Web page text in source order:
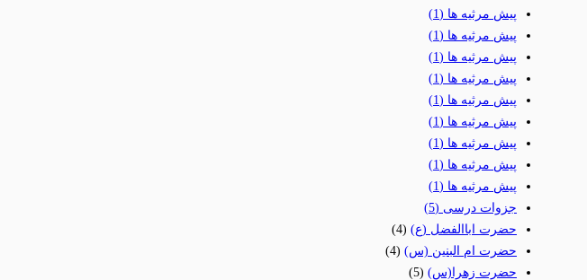
پیش مرثیه ها (1)
پیش مرثیه ها (1)
پیش مرثیه ها (1)
پیش مرثیه ها (1)
پیش مرثیه ها (1)
پیش مرثیه ها (1)
پیش مرثیه ها (1)
پیش مرثیه ها (1)
پیش مرثیه ها (1)
جزوات درسی (5)
حضرت اباالفضل (ع) (4)
حضرت ام البنین (س) (4)
حضرت زهرا(س) (5)